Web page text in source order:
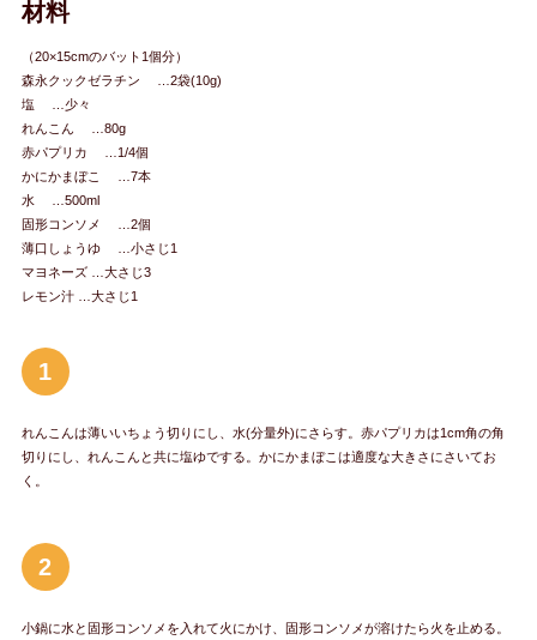
材料
（20×15cmのバット1個分）
森永クックゼラチン …2袋(10g)
塩 …少々
れんこん …80g
赤パプリカ …1/4個
かにかまぼこ …7本
水 …500ml
固形コンソメ …2個
薄口しょうゆ …小さじ1
マヨネーズ …大さじ3
レモン汁 …大さじ1
1
れんこんは薄いいちょう切りにし、水(分量外)にさらす。赤パプリカは1cm角の角
切りにし、れんこんと共に塩ゆでする。かにかまぼこは適度な大きさにさいてお
く。
2
小鍋に水と固形コンソメを入れて火にかけ、固形コンソメが溶けたら火を止める。